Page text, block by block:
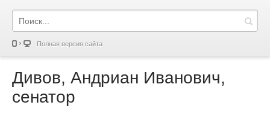
Полная версия сайта
Дивов, Андриан Иванович,
сенатор